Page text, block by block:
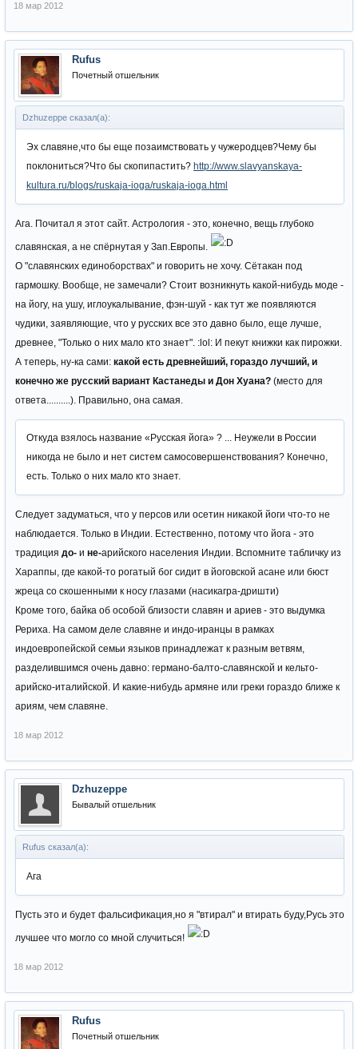
18 мар 2012
Rufus
Почетный отшельник
Dzhuzeppe сказал(а):
Эх славяне,что бы еще позаимствовать у чужеродцев?Чему бы
поклониться?Что бы скопипастить? http://www.slavyanskaya-
kultura.ru/blogs/ruskaja-ioga/ruskaja-ioga.html
Ага. Почитал я этот сайт. Астрология - это, конечно, вещь глубоко
славянская, а не спёрнутая у Зап.Европы.
О "славянских единоборствах" и говорить не хочу. Сётакан под
гармошку. Вообще, не замечали? Стоит возникнуть какой-нибудь моде -
на йогу, на ушу, иглоукалывание, фэн-шуй - как тут же появляются
чудики, заявляющие, что у русских все это давно было, еще лучше,
древнее, "Только о них мало кто знает". :lol: И пекут книжки как пирожки.
А теперь, ну-ка сами: какой есть древнейший, гораздо лучший, и
конечно же русский вариант Кастанеды и Дон Хуана? (место для
ответа..........). Правильно, она самая.
Откуда взялось название «Русская йога» ? ... Неужели в России
никогда не было и нет систем самосовершенствования? Конечно,
есть. Только о них мало кто знает.
Следует задуматься, что у персов или осетин никакой йоги что-то не
наблюдается. Только в Индии. Естественно, потому что йога - это
традиция до- и не-арийского населения Индии. Вспомните табличку из
Хараппы, где какой-то рогатый бог сидит в йоговской асане или бюст
жреца со скошенными к носу глазами (насикагра-дришти)
Кроме того, байка об особой близости славян и ариев - это выдумка
Рериха. На самом деле славяне и индо-иранцы в рамках
индоевропейской семьи языков принадлежат к разным ветвям,
разделившимся очень давно: германо-балто-славянской и кельто-
арийско-италийской. И какие-нибудь армяне или греки гораздо ближе к
ариям, чем славяне.
18 мар 2012
Dzhuzeppe
Бывалый отшельник
Rufus сказал(а):
Ага
Пусть это и будет фальсификация,но я "втирал" и втирать буду,Русь это
лучшее что могло со мной случиться!
18 мар 2012
Rufus
Почетный отшельник